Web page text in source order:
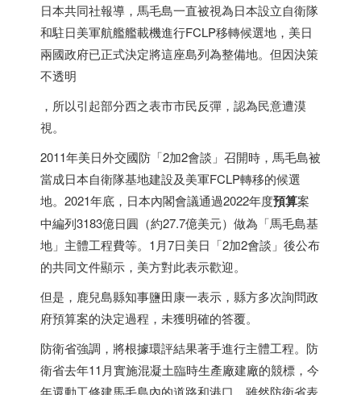
日本共同社報導，馬毛島一直被視為日本設立自衛隊
和駐日美軍航艦艦載機進行FCLP移轉候選地，美日
兩國政府已正式決定將這座島列為整備地。但因決策
不透明
，所以引起部分西之表市市民反彈，認為民意遭漠
視。
2011年美日外交國防「2加2會談」召開時，馬毛島被
當成日本自衛隊基地建設及美軍FCLP轉移的候選
地。2021年底， 日本內閣會議通過2022年度預算案
中編列3183億日圓（約27.7億美元）做為「馬毛島基
地」主體工程費等。1月7日美日「2加2會談」後公布
的共同文件顯示，美方對此表示歡迎。
但是，鹿兒島縣知事鹽田康一表示，縣方多次詢問政
府預算案的決定過程，未獲明確的答覆。
防衛省強調，將根據環評結果著手進行主體工程。防
衛省去年11月實施混凝土臨時生產廠建廠的競標，今